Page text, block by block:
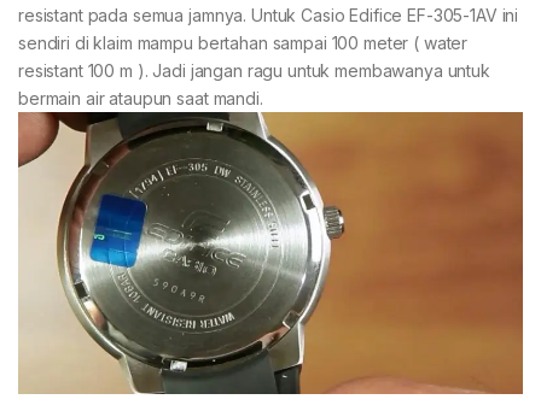
resistant pada semua jamnya. Untuk Casio Edifice EF-305-1AV ini
sendiri di klaim mampu bertahan sampai 100 meter ( water
resistant 100 m ). Jadi jangan ragu untuk membawanya untuk
bermain air ataupun saat mandi.